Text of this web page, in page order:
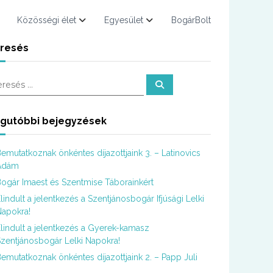
Közösségi élet Egyesület BogárBolt
K
bejegyzések
önkéntes díjazottjaink 3. – Latinovics
Imaest és Szentmise Táborainkért
a jelentkezés a Szentjánosbogár Ifjúsági Lelki
a jelentkezés a Gyerek-kamasz
Lelki Napokra!
önkéntes díjazottjaink 2. – Papp Juli